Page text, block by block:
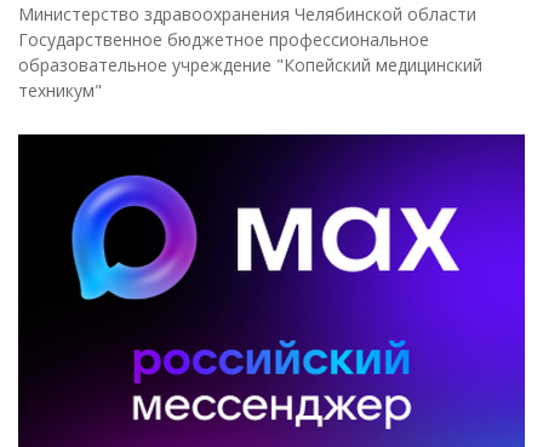
Министерство здравоохранения Челябинской области
Государственное бюджетное профессиональное
образовательное учреждение "Копейский медицинский
техникум"